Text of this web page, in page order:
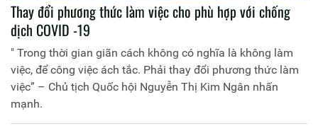
Thay đổi phương thức làm việc cho phù hợp với chống
dịch COVID -19
" Trong thời gian giãn cách không có nghĩa là không làm
việc, để công việc ách tắc. Phải thay đổi phương thức làm
việc” – Chủ tịch Quốc hội Nguyễn Thị Kim Ngân nhấn
mạnh.